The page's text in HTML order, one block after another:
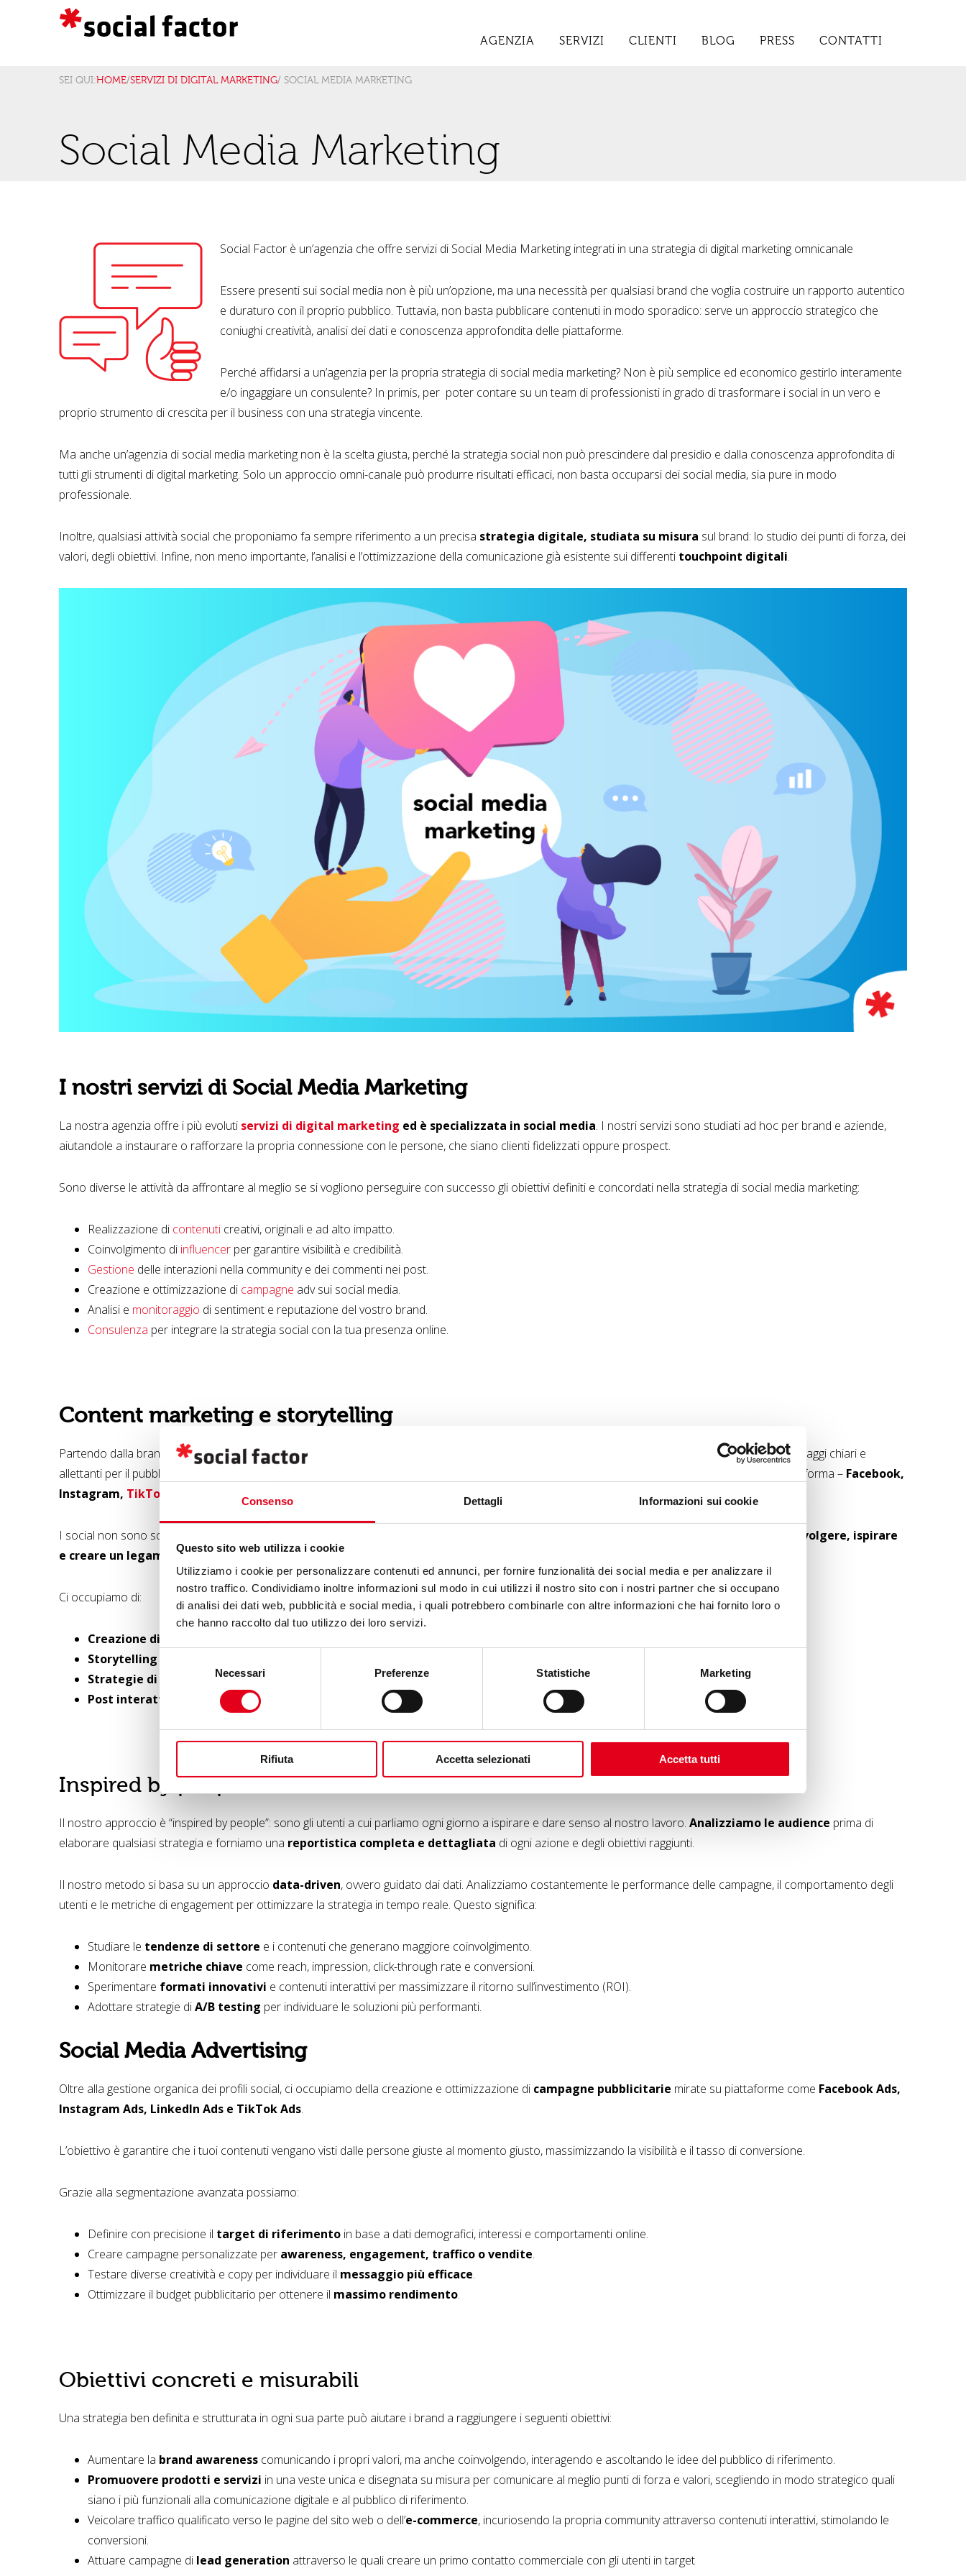
Consenso Dettagli Informazioni sui cookie
Questo sito web utilizza i cookie
Utilizziamo i cookie per personalizzare contenuti ed annunci, per fornire funzionalità dei social media e per analizzare il
nostro traffico. Condividiamo inoltre informazioni sul modo in cui utilizzi il nostro sito con i nostri partner che si occupano
di analisi dei dati web, pubblicità e social media, i quali potrebbero combinarle con altre informazioni che hai fornito loro o
che hanno raccolto dal tuo utilizzo dei loro servizi.
Necessari Preferenze Statistiche Marketing
Rifiuta Accetta selezionati Accetta tutti
AGENZIA SERVIZI CLIENTI BLOG PRESS CONTATTI
SEI QUI:HOME/SERVIZI DI DIGITAL MARKETING/ SOCIAL MEDIA MARKETING
Social Media Marketing
Social Factor è un’agenzia che offre servizi di Social Media Marketing integrati in una strategia di digital marketing omnicanale
Essere presenti sui social media non è più un’opzione, ma una necessità per qualsiasi brand che voglia costruire un rapporto autentico
e duraturo con il proprio pubblico. Tuttavia, non basta pubblicare contenuti in modo sporadico: serve un approccio strategico che
coniughi creatività, analisi dei dati e conoscenza approfondita delle piattaforme.
Perché affidarsi a un’agenzia per la propria strategia di social media marketing? Non è più semplice ed economico gestirlo interamente
e/o ingaggiare un consulente? In primis, per poter contare su un team di professionisti in grado di trasformare i social in un vero e
proprio strumento di crescita per il business con una strategia vincente.
Ma anche un’agenzia di social media marketing non è la scelta giusta, perché la strategia social non può prescindere dal presidio e dalla conoscenza approfondita di
tutti gli strumenti di digital marketing. Solo un approccio omni-canale può produrre risultati efficaci, non basta occuparsi dei social media, sia pure in modo
professionale.
Inoltre, qualsiasi attività social che proponiamo fa sempre riferimento a un precisa strategia digitale, studiata su misura sul brand: lo studio dei punti di forza, dei
valori, degli obiettivi. Infine, non meno importante, l’analisi e l’ottimizzazione della comunicazione già esistente sui differenti touchpoint digitali.
I nostri servizi di Social Media Marketing
La nostra agenzia offre i più evoluti servizi di digital marketing ed è specializzata in social media. I nostri servizi sono studiati ad hoc per brand e aziende,
aiutandole a instaurare o rafforzare la propria connessione con le persone, che siano clienti fidelizzati oppure prospect.
Sono diverse le attività da affrontare al meglio se si vogliono perseguire con successo gli obiettivi definiti e concordati nella strategia di social media marketing:
Realizzazione di contenuti creativi, originali e ad alto impatto.
Coinvolgimento di influencer per garantire visibilità e credibilità.
Gestione delle interazioni nella community e dei commenti nei post.
Creazione e ottimizzazione di campagne adv sui social media.
Analisi e monitoraggio di sentiment e reputazione del vostro brand.
Consulenza per integrare la strategia social con la tua presenza online.
Content marketing e storytelling
Partendo dalla brand identity, dal tone of voice e dai valori del brand, valorizziamo la presenza del marchio sui social network. Veicoliamo così messaggi chiari e
allettanti per il pubblico (o i pubblici) di riferimento. Ogni contenuto verrà poi ottimizzato in base alle caratteristiche specifiche del canale: ogni piattaforma – Facebook,
Instagram, TikTok , etc. – ha diversi linguaggi e abitudini di fruizione.
I social non sono solo strumenti di promozione, ma spazi di conversazione e relazione. Per questo, ogni contenuto deve essere pensato per
coinvolgere, ispirare
e creare un legame emotivocon il pubblico.
Ci occupiamo di:
Creazione di contenuti originali e creativi
Storytelling efficace
Strategie di video marketing, con contenuti brevi e ad alto impatto.
Post interattivi e coinvolgenti
, per stimolare l’engagement e la partecipazione.
Inspired by people
Il nostro approccio è “inspired by people”: sono gli utenti a cui parliamo ogni giorno a ispirare e dare senso al nostro lavoro. Analizziamo le audience prima di
elaborare qualsiasi strategia e forniamo una reportistica completa e dettagliata di ogni azione e degli obiettivi raggiunti.
Il nostro metodo si basa su un approccio data-driven, ovvero guidato dai dati. Analizziamo costantemente le performance delle campagne, il comportamento degli
utenti e le metriche di engagement per ottimizzare la strategia in tempo reale. Questo significa:
Studiare le tendenze di settore e i contenuti che generano maggiore coinvolgimento.
Monitorare metriche chiave come reach, impression, click-through rate e conversioni.
Sperimentare formati innovativi e contenuti interattivi per massimizzare il ritorno sull’investimento (ROI).
Adottare strategie diA/B testing per individuare le soluzioni più performanti.
Social Media Advertising
Oltre alla gestione organica dei profili social, ci occupiamo della creazione e ottimizzazione di campagne pubblicitarie mirate su piattaforme come Facebook Ads,
Instagram Ads, LinkedIn Ads e TikTok Ads.
L’obiettivo è garantire che i tuoi contenuti vengano visti dalle persone giuste al momento giusto, massimizzando la visibilità e il tasso di conversione.
Grazie alla segmentazione avanzata possiamo:
Definire con precisione il target di riferimento in base a dati demografici, interessi e comportamenti online.
Creare campagne personalizzate per awareness, engagement, traffico o vendite.
Testare diverse creatività e copy per individuare il messaggio più efficace.
Ottimizzare il budget pubblicitario per ottenere il massimo rendimento.
Obiettivi concreti e misurabili
Una strategia ben definita e strutturata in ogni sua parte può aiutare i brand a raggiungere i seguenti obiettivi:
Aumentare la brand awareness comunicando i propri valori, ma anche coinvolgendo, interagendo e ascoltando le idee del pubblico di riferimento.
Promuovere prodotti e servizi in una veste unica e disegnata su misura per comunicare al meglio punti di forza e valori, scegliendo in modo strategico quali
siano i più funzionali alla comunicazione digitale e al pubblico di riferimento.
Veicolare traffico qualificato verso le pagine del sito web o dell’e-commerce, incuriosendo la propria community attraverso contenuti interattivi, stimolando le
conversioni.
Attuare campagne di lead generation attraverso le quali creare un primo contatto commerciale con gli utenti in target